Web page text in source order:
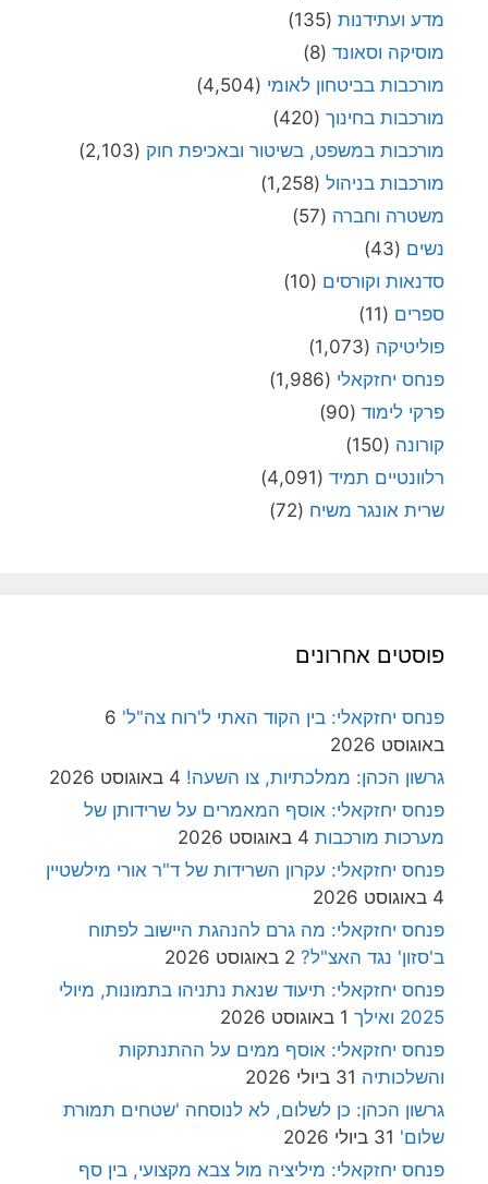
מדע ועתידנות (135)
מוסיקה וסאונד (8)
מורכבות בביטחון לאומי (4,504)
מורכבות בחינוך (420)
מורכבות במשפט, בשיטור ובאכיפת חוק (2,103)
מורכבות בניהול (1,258)
משטרה וחברה (57)
נשים (43)
סדנאות וקורסים (10)
ספרים (11)
פוליטיקה (1,073)
פנחס יחזקאלי (1,986)
פרקי לימוד (90)
קורונה (150)
רלוונטיים תמיד (4,091)
שרית אונגר משיח (72)
פוסטים אחרונים
פנחס יחזקאלי: בין הקוד האתי ל'רוח צה"ל' 6
באוגוסט 2026
גרשון הכהן: ממלכתיות, צו השעה! 4 באוגוסט 2026
פנחס יחזקאלי: אוסף המאמרים על שרידותן של
מערכות מורכבות 4 באוגוסט 2026
פנחס יחזקאלי: עקרון השרידות של ד"ר אורי מילשטיין
4 באוגוסט 2026
פנחס יחזקאלי: מה גרם להנהגת היישוב לפתוח
ב'סזון' נגד האצ"ל? 2 באוגוסט 2026
פנחס יחזקאלי: תיעוד שנאת נתניהו בתמונות, מיולי
2025 ואילך
1 באוגוסט 2026
פנחס יחזקאלי: אוסף ממים על ההתנתקות
והשלכותיה 31 ביולי 2026
גרשון הכהן: כן לשלום, לא לנוסחה 'שטחים תמורת
שלום' 31 ביולי 2026
פנחס יחזקאלי: מיליציה מול צבא מקצועי, בין סף